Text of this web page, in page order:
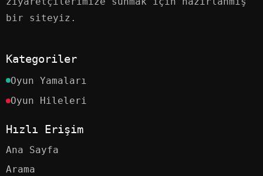
bir siteyiz.
Kategoriler
Oyun Yamaları
Oyun Hileleri
Hızlı Erişim
Ana Sayfa
Arama